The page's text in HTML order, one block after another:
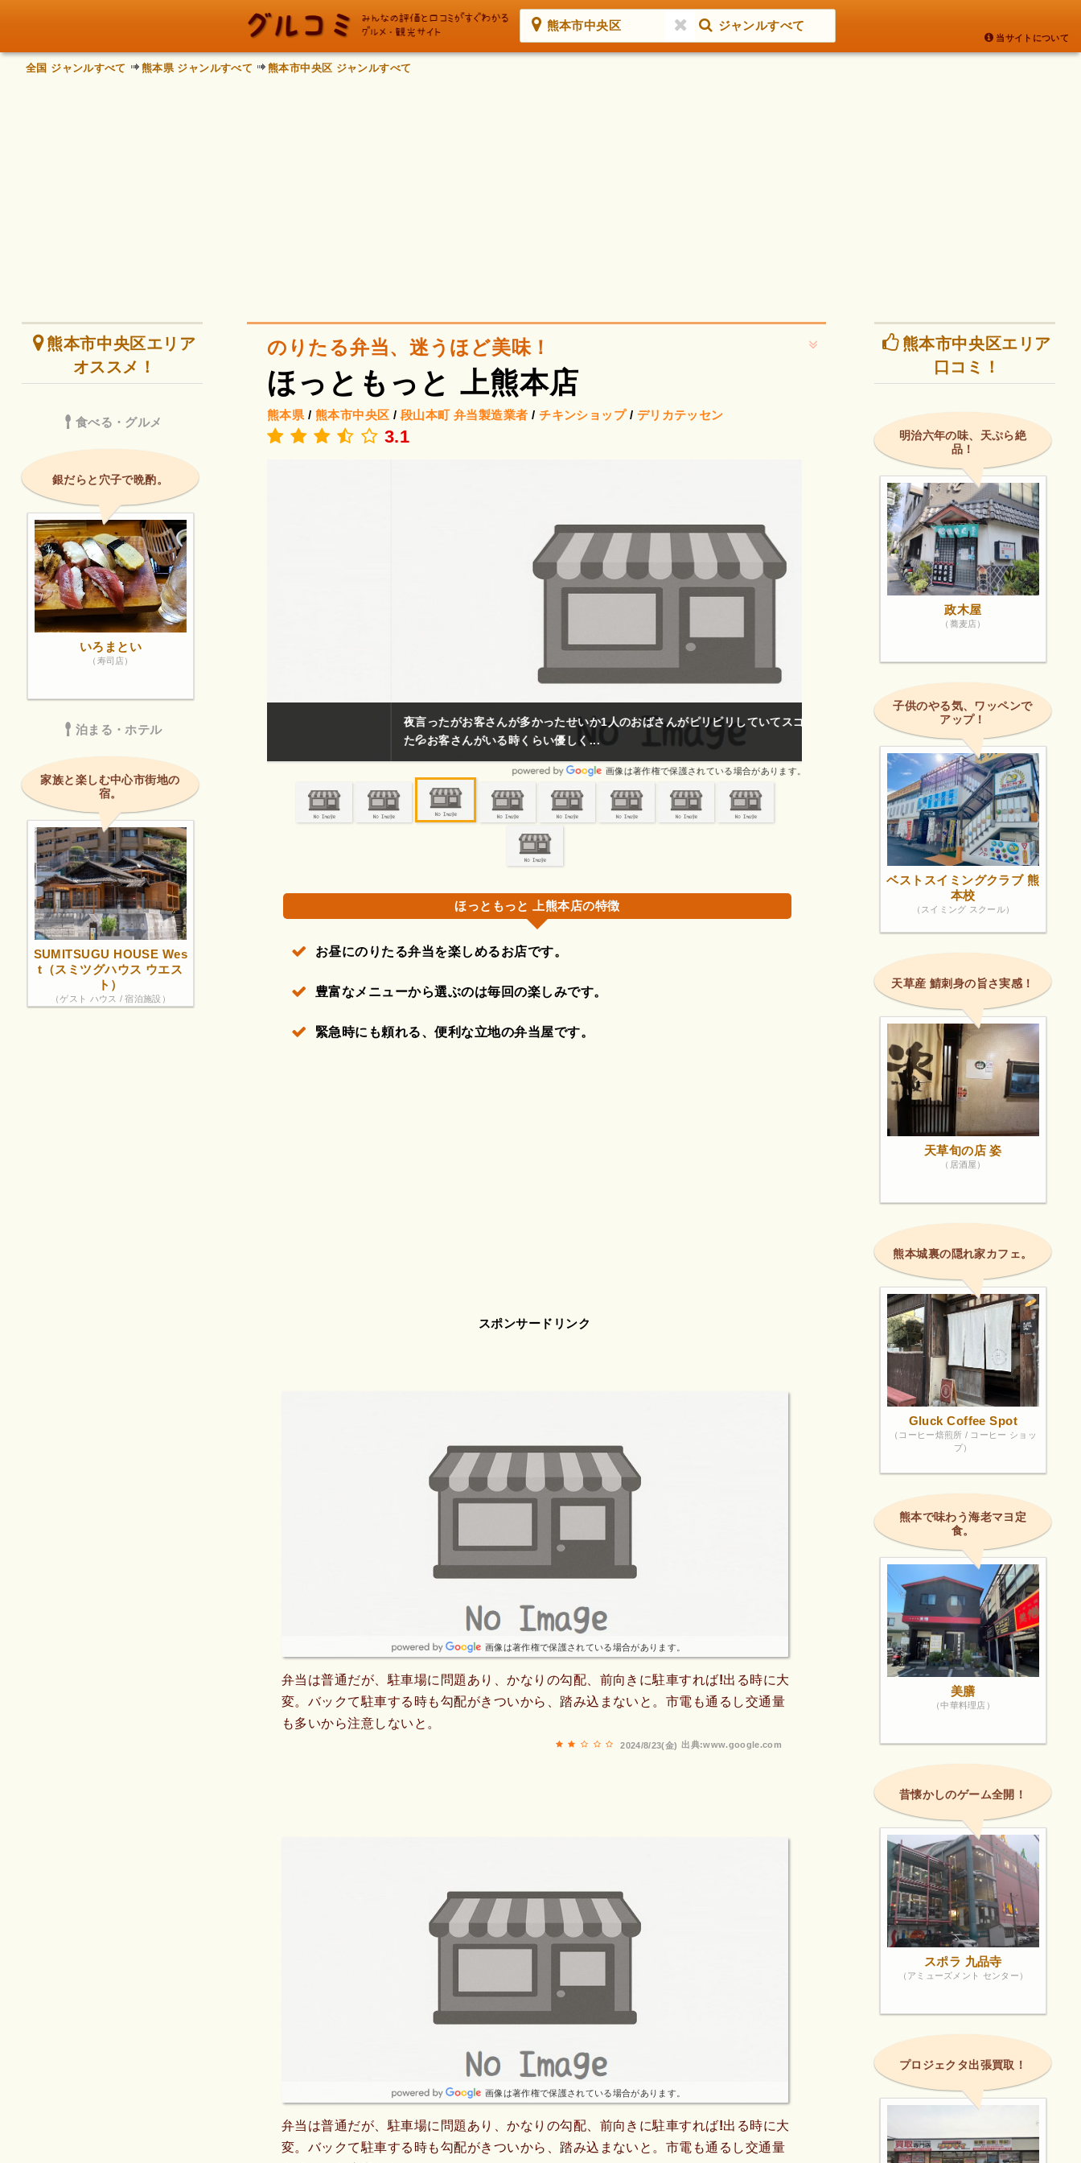
熊本市中央区 ジャンルすべて
当サイトについて
全国 ジャンルすべて 熊本県 ジャンルすべて 熊本市中央区 ジャンルすべて
のりたる弁当、迷うほど美味！
ほっともっと 上熊本店
熊本県 / 熊本市中央区 / 段山本町 弁当製造業者 /チキンショップ/ デリカテッセン
3.1
保護されている場合があります。
夜言ったがお客さんが多かったせいか1人のおばさんがピリピリしていてスゴく言い方がキツかっ
た💦お客さんがいる時くらい優しく...
画像は著作権で保護されている場合があります。
お昼にのりたる弁当を食べました。
画像は著作権
ほっともっと 上熊本店の特徴
お昼にのりたる弁当を楽しめるお店です。
豊富なメニューから選ぶのは毎回の楽しみです。
緊急時にも頼れる、便利な立地の弁当屋です。
スポンサードリンク
画像は著作権で保護されている場合があります。
弁当は普通だが、駐車場に問題あり、かなりの勾配、前向きに駐車すれば!出る時に大
変。バックて駐車する時も勾配がきついから、踏み込まないと。市電も通るし交通量
も多いから注意しないと。
出典:www.google.com
2024/8/23(金)
画像は著作権で保護されている場合があります。
弁当は普通だが、駐車場に問題あり、かなりの勾配、前向きに駐車すれば!出る時に大
変。バックて駐車する時も勾配がきついから、踏み込まないと。市電も通るし交通量
熊本市中央区エリア
オススメ！
食べる・グルメ
銀だらと穴子で晩酌。
いろまとい
（寿司店）
泊まる・ホテル
家族と楽しむ中心市街地の
宿。
SUMITSUGU HOUSE Wes
t（スミツグハウス ウエス
ト）
（ゲスト ハウス / 宿泊施設）
熊本市中央区エリア
口コミ！
明治六年の味、天ぷら絶
品！
政木屋
（蕎麦店）
子供のやる気、ワッペンで
アップ！
ベストスイミングクラブ 熊
本校
（スイミング スクール）
天草産 鯖刺身の旨さ実感！
天草旬の店 姿
（居酒屋）
熊本城裏の隠れ家カフェ。
Gluck Coffee Spot
（コーヒー焙煎所 / コーヒー ショッ
プ）
熊本で味わう海老マヨ定
食。
美膳
（中華料理店）
昔懐かしのゲーム全開！
スポラ 九品寺
（アミューズメント センター）
プロジェクタ出張買取！